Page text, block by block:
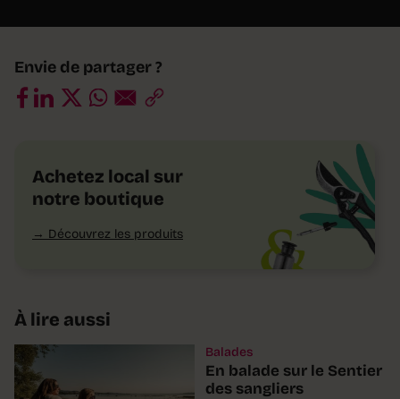
Envie de partager ?
Achetez local sur
notre boutique
Découvrez les produits
À lire aussi
Balades
En balade sur le Sentier
des sangliers